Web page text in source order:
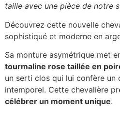
taille avec une pièce de notre
Découvrez cette nouvelle
sophistiqué et moderne en
Sa monture asymétrique met
tourmaline rose taillée en
un serti clos qui lui confère un
intemporel. Cette chevalière
célébrer un moment unique.